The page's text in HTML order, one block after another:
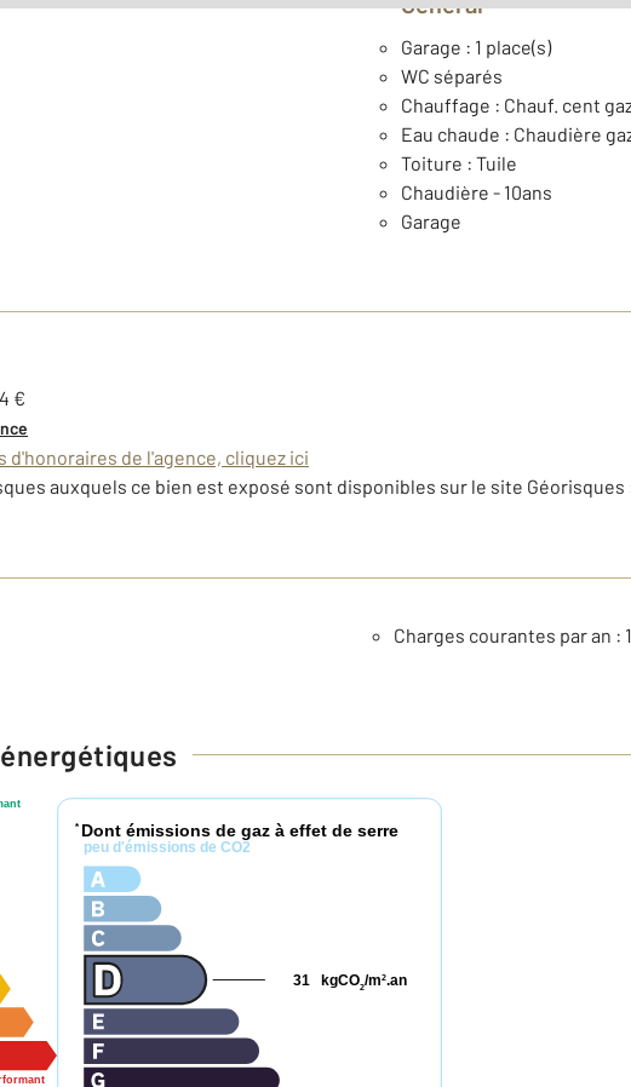
Garage : 1 place(s)
WC séparés
Chauffage : Chauf. cent
Eau chaude : Chaudière
Toiture : Tuile
Chaudière - 10ans
Garage
€
d'honoraires de l'agence, cliquez ici
auxquels ce bien est exposé sont disponibles sur le site Géorisques
Charges courantes par an :
* Dont émissions de gaz à effet de serre
peu d'émissions de CO2
kgCO2/m2.an
31